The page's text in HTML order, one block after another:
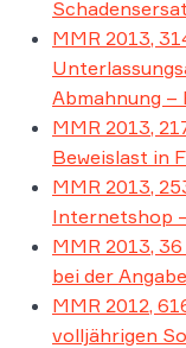
MMR 2013,
Abmahnung –
MMR 2013,
Beweislast in
MMR 2013,
Internetshop
MMR 2013,
bei der
MMR 2012,
volljährigen